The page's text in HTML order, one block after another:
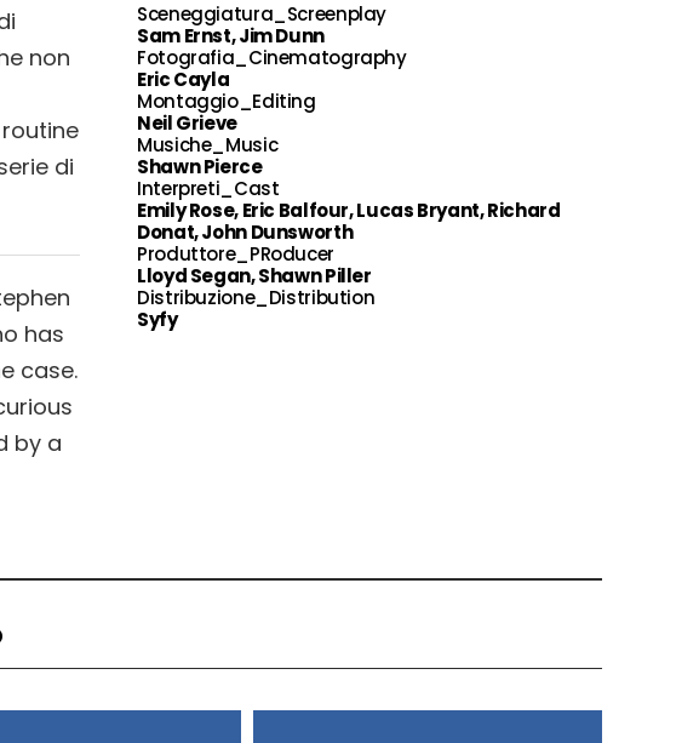
non
di
has
case.
by a
Sceneggiatura_Screenplay
Sam Ernst, Jim Dunn
Fotografia_Cinematography
Eric Cayla
Montaggio_Editing
Neil Grieve
Musiche_Music
Shawn Pierce
Interpreti_Cast
Emily Rose, Eric Balfour, Lucas Bryant, Richard
Donat, John Dunsworth
Produttore_PRoducer
Lloyd Segan, Shawn Piller
Distribuzione_Distribution
Syfy